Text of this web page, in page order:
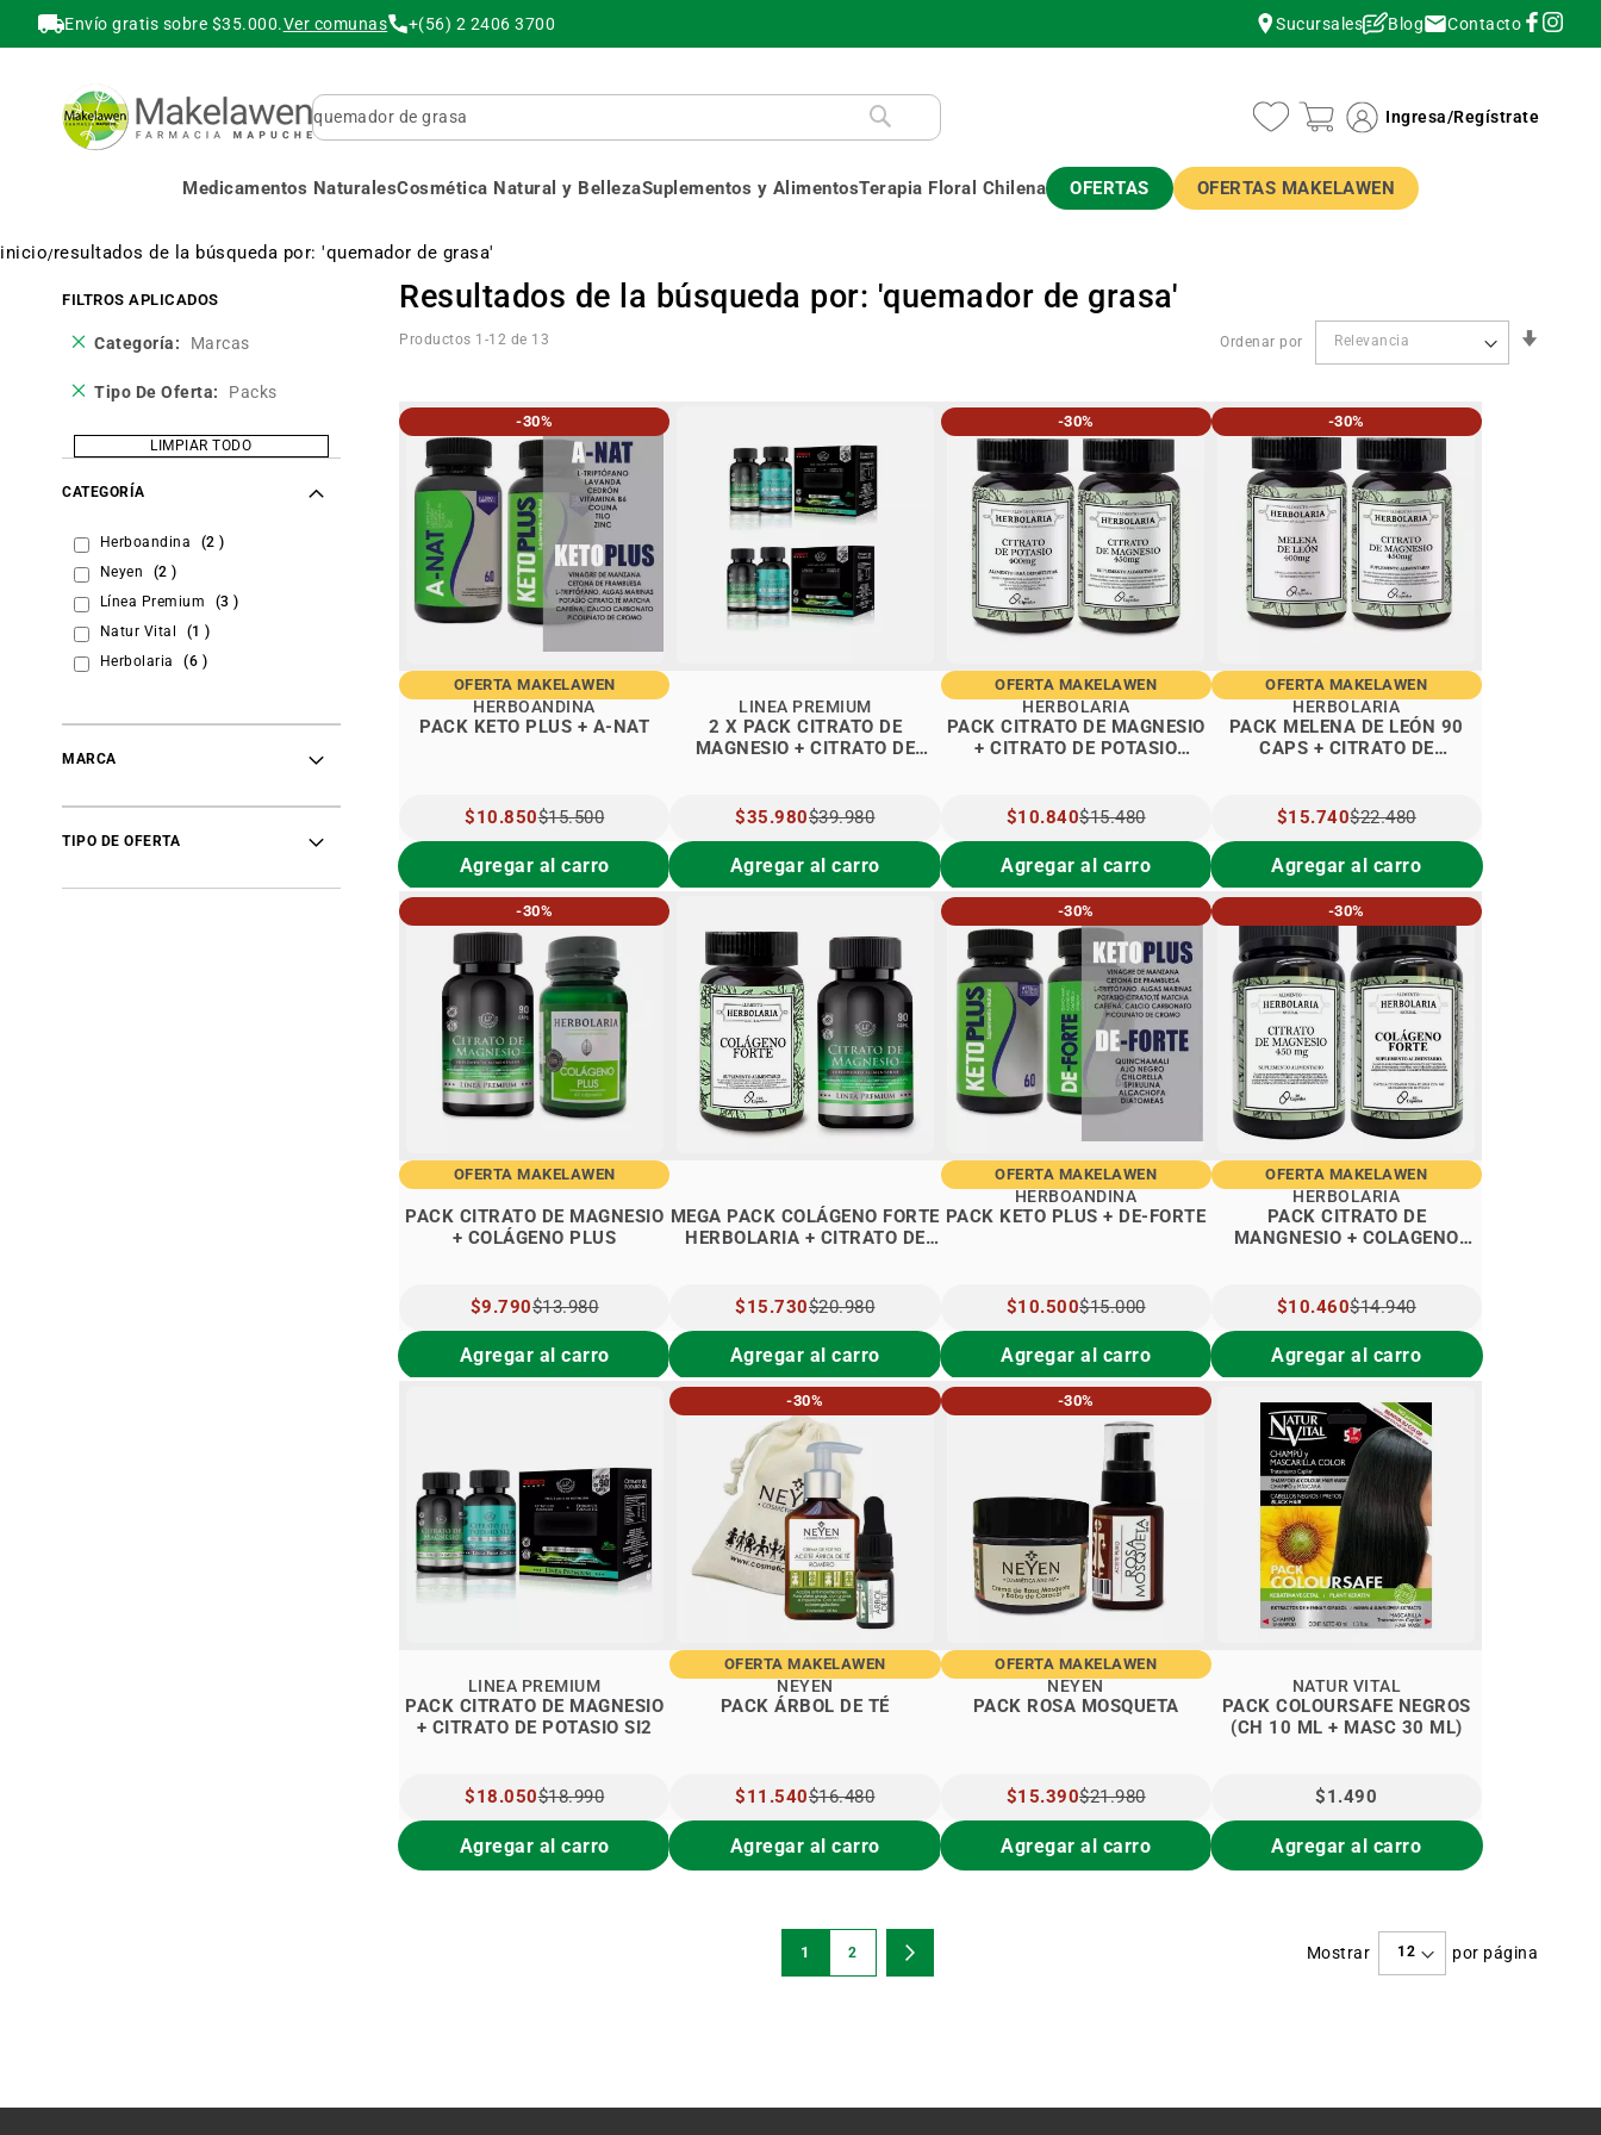
Envío gratis sobre $35.000.Ver comunas +(56) 2 2406 3700 Sucursales Blog Contacto
Buscar
Ingresa/Regístrate
Medicamentos NaturalesCosmética Natural y BellezaSuplementos y AlimentosTerapia Floral Chilena OFERTAS OFERTAS MAKELAWEN
inicio resultados de la búsqueda por: 'quemador de grasa'
Resultados de la búsqueda por: 'quemador de grasa'
Productos 1 -12 de 13 Ordenar por
-30%
OFERTA MAKELAWEN
PACK KETO PLUS + A-NAT
HERBOANDINA
PRECIO
ESPECIAL
$10.850$15.500
Agregar al carro
2 X PACK CITRATO DE
MAGNESIO + CITRATO DE
LINEA PREMIUM
PRECIO
ESPECIAL
$35.980$39.980
Agregar al carro
-30%
OFERTA MAKELAWEN
PACK CITRATO DE MAGNESIO
+ CITRATO DE POTASIO
HERBOLARIA
PRECIO
ESPECIAL
$10.840$15.480
Agregar al carro
-30%
OFERTA MAKELAWEN
PACK MELENA DE LEÓN 90
CAPS + CITRATO DE
HERBOLARIA
PRECIO
ESPECIAL
$15.740$22.480
Agregar al carro
-30%
OFERTA MAKELAWEN
PACK CITRATO DE MAGNESIO
+ COLÁGENO PLUS
PRECIO
ESPECIAL
$9.790$13.980
Agregar al carro
MEGA PACK COLÁGENO FORTE
HERBOLARIA + CITRATO DE
PRECIO
ESPECIAL
$15.730$20.980
Agregar al carro
-30%
OFERTA MAKELAWEN
PACK KETO PLUS + DE-FORTE
HERBOANDINA
PRECIO
ESPECIAL
$10.500$15.000
Agregar al carro
-30%
OFERTA MAKELAWEN
PACK CITRATO DE
MANGNESIO + COLAGENO
HERBOLARIA
PRECIO
ESPECIAL
$10.460$14.940
Agregar al carro
PACK CITRATO DE MAGNESIO
+ CITRATO DE POTASIO SI2
LINEA PREMIUM
PRECIO
ESPECIAL
$18.050$18.990
Agregar al carro
-30%
OFERTA MAKELAWEN
PACK ÁRBOL DE TÉ
NEYEN
PRECIO
ESPECIAL
$11.540$16.480
Agregar al carro
-30%
OFERTA MAKELAWEN
PACK ROSA MOSQUETA
NEYEN
PRECIO
ESPECIAL
$15.390$21.980
Agregar al carro
PACK COLOURSAFE NEGROS
(CH 10 ML + MASC 30 ML)
NATUR VITAL
$1.490
Agregar al carro
1
2
Mostrar por página
FILTROS APLICADOS
Categoría Marcas
Eliminar
producto
Tipo De Oferta Packs
Eliminar
productoLIMPIAR TODO
CATEGORÍA
Herboandina 2 items
Neyen
2 items
Línea Premium
3 items
Natur Vital
1 item
Herbolaria
6 items
MARCA
TIPO DE OFERTA